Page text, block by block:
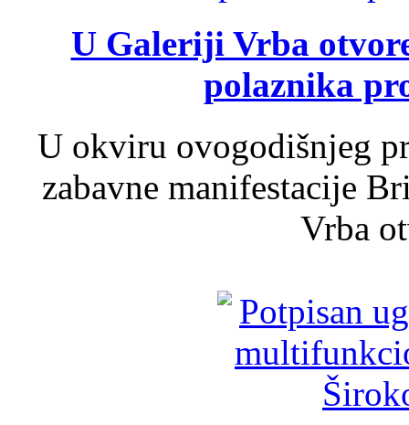
U Galeriji Vrba
polaznika
U okviru ovogodišnjeg
zabavne manifestacije
Vrba